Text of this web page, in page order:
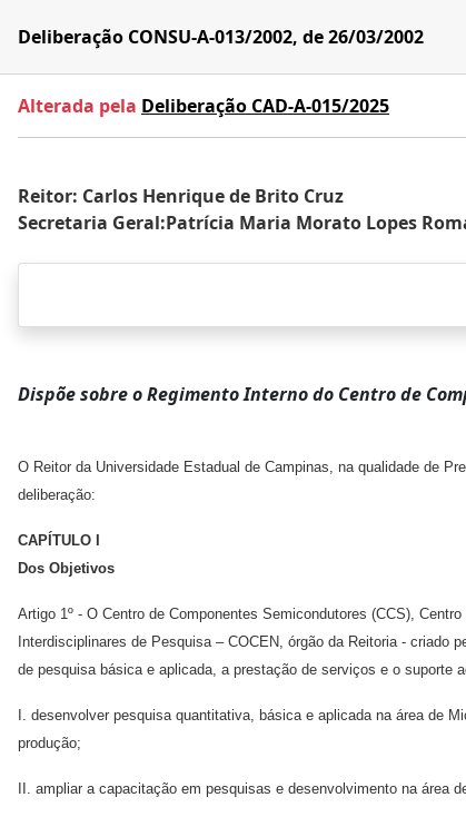
Deliberação CONSU-A-013/2002, de 26/03/2002
Alterada pela Deliberação CAD-A-015/2025
Reitor: Carlos Henrique de Brito Cruz
Secretaria Geral:Patrícia Maria Morato Lopes
Dispõe sobre o Regimento Interno do Centro de
O Reitor da Universidade Estadual de Campinas, na qualidade de
deliberação:
CAPÍTULO I
Dos Objetivos
Artigo 1º - O Centro de Componentes Semicondutores (CCS),
Interdisciplinares de Pesquisa – COCEN, órgão da Reitoria -
de pesquisa básica e aplicada, a prestação de serviços e o suporte
I. desenvolver pesquisa quantitativa, básica e aplicada na área de
produção;
II. ampliar a capacitação em pesquisas e desenvolvimento na área